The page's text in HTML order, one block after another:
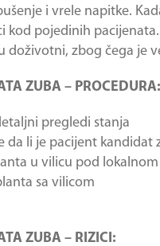
i vrele napitke.
kod pojedinih
doživotni, zbog čega je
ZUBA – PROCEDURA:
pregledi stanja
li je pacijent kandidat
u vilicu pod
sa vilicom
ZUBA – RIZICI: